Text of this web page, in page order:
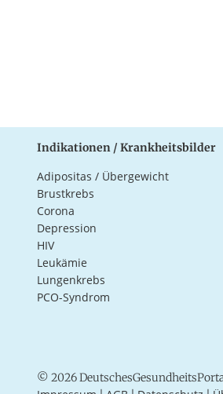
Indikationen / Krankheitsbilder
Adipositas / Übergewicht
Brustkrebs
Corona
Depression
HIV
Leukämie
Lungenkrebs
PCO-Syndrom
© 2026